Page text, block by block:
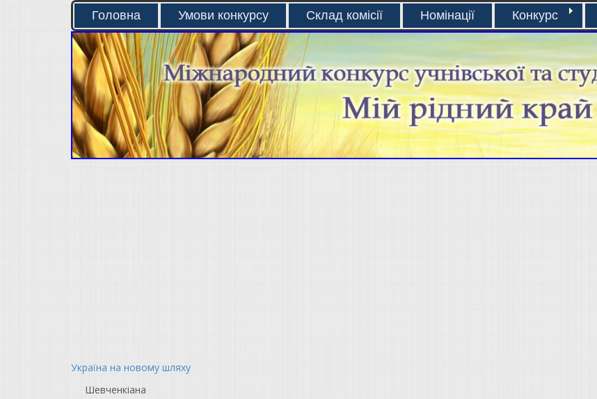
Головна Умови конкурсу Склад комісії Номінації Конкурс
Україна на новому шляху
Шевченкіана